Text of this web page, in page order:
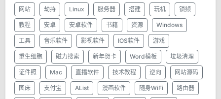
网站 劫持 Linux 服务器 搭建 玩机 锁频
教程 安卓 安卓软件 书籍 资源 Windows
工具 音乐软件 影视软件 IOS软件 游戏
重生细胞 磁力搜索 新年贺卡 Word模板 垃圾清理
证件照 Mac 直播软件 技术教程 逆向 网站源码
图床 支付宝 AList 漫画软件 随身WiFi 路由器